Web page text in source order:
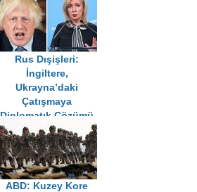
Rus Dışişleri:
İngiltere,
Ukrayna’daki
Çatışmaya
Diplomatık Çözümü
Engelliyor
ABD: Kuzey Kore